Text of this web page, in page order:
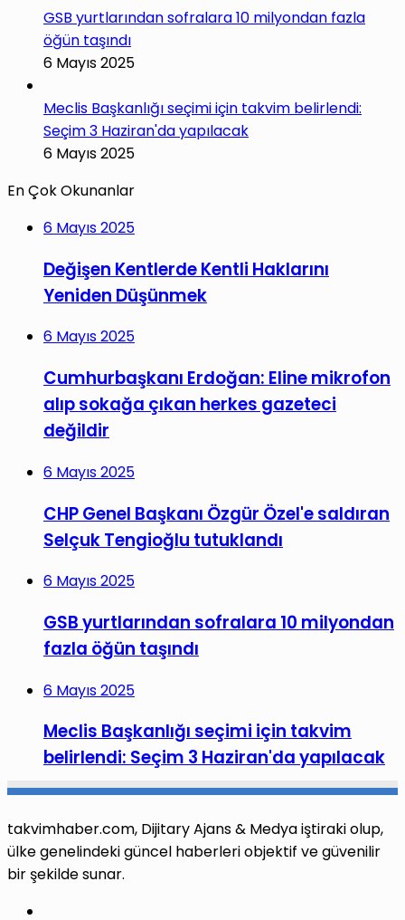
GSB yurtlarından sofralara 10 milyondan fazla
öğün taşındı
6 Mayıs 2025
Meclis Başkanlığı seçimi için takvim belirlendi:
Seçim 3 Haziran'da yapılacak
6 Mayıs 2025
En Çok Okunanlar
6 Mayıs 2025
Değişen Kentlerde Kentli Haklarını
Yeniden Düşünmek
6 Mayıs 2025
Cumhurbaşkanı Erdoğan: Eline mikrofon
alıp sokağa çıkan herkes gazeteci
değildir
6 Mayıs 2025
CHP Genel Başkanı Özgür Özel'e saldıran
Selçuk Tengioğlu tutuklandı
6 Mayıs 2025
GSB yurtlarından sofralara 10 milyondan
fazla öğün taşındı
6 Mayıs 2025
Meclis Başkanlığı seçimi için takvim
belirlendi: Seçim 3 Haziran'da yapılacak
takvimhaber.com, Dijitary Ajans & Medya iştiraki olup,
ülke genelindeki güncel haberleri objektif ve güvenilir
bir şekilde sunar.